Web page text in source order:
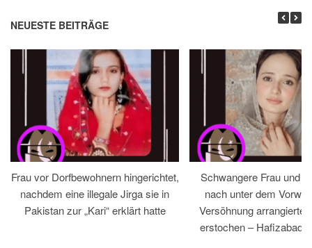
NEUESTE BEITRÄGE
Frau vor Dorfbewohnern hingerichtet,
nachdem eine illegale Jirga sie in
Pakistan zur „Kari“ erklärt hatte
Schwangere Frau und
nach unter dem
Versöhnung
erstochen – Hafizabad,